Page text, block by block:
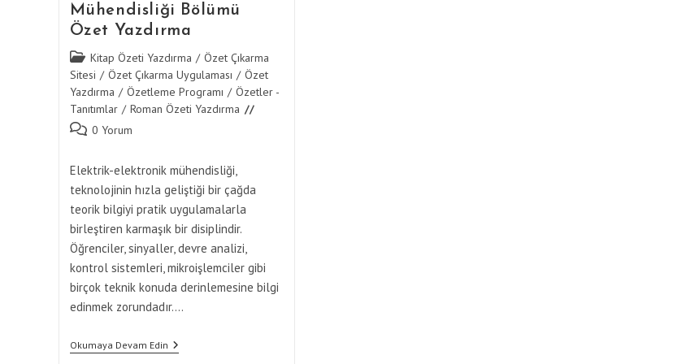
Mühendisliği Bölümü
Özet Yazdırma
Post
category:
Kitap Özeti Yazdırma / Özet Çıkarma
Sitesi / Özet Çıkarma Uygulaması / Özet
Yazdırma / Özetleme Programı / Özetler -
Tanıtımlar / Roman Özeti Yazdırma
Post 0 Yorum
Elektrik-elektronik mühendisliği,
teknolojinin hızla geliştiği bir çağda
teorik bilgiyi pratik uygulamalarla
birleştiren karmaşık bir disiplindir.
Öğrenciler, sinyaller, devre analizi,
kontrol sistemleri, mikroişlemciler gibi
birçok teknik konuda derinlemesine bilgi
edinmek zorundadır.…
Okumaya Devam EdinElektrik-